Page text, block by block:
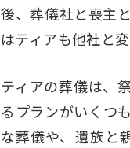
後、葬儀社と喪主
はティアも他社と変
ティアの葬儀は、
るプランがいくつ
な葬儀や、遺族と